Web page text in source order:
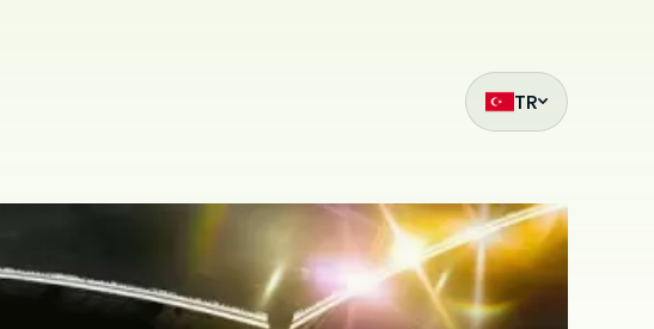
TR
sitesini ziyaret
hangi
internet siteleri